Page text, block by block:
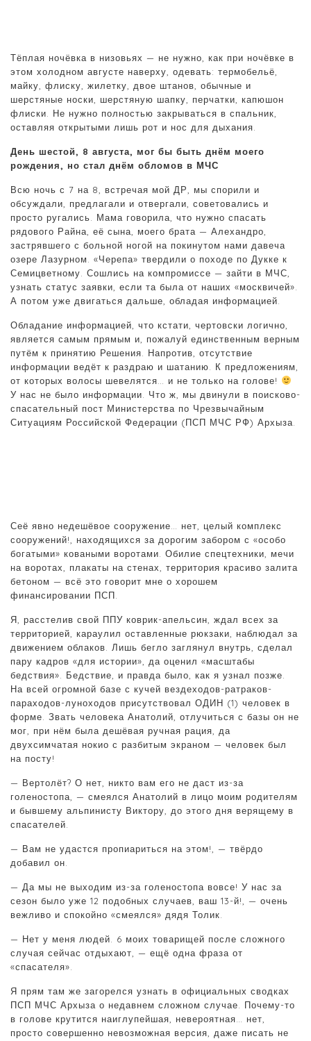
Тёплая ночёвка в низовьях — не нужно, как при ночёвке в
этом холодном августе наверху, одевать: термобельё,
майку, флиску, жилетку, двое штанов, обычные и
шерстяные носки, шерстяную шапку, перчатки, капюшон
флиски. Не нужно полностью закрываться в спальник,
оставляя открытыми лишь рот и нос для дыхания.
День шестой, 8 августа, мог бы быть днём моего
рождения, но стал днём обломов в МЧС
Всю ночь с 7 на 8, встречая мой ДР, мы спорили и
обсуждали, предлагали и отвергали, советовались и
просто ругались. Мама говорила, что нужно спасать
рядового Райна, её сына, моего брата — Алехандро,
застрявшего с больной ногой на покинутом нами давеча
озере Лазурном. «Черепа» твердили о походе по Дукке к
Семицветному. Сошлись на компромиссе — зайти в МЧС,
узнать статус заявки, если та была от наших «москвичей».
А потом уже двигаться дальше, обладая информацией.
Обладание информацией, что кстати, чертовски логично,
является самым прямым и, пожалуй единственным верным
путём к принятию Решения. Напротив, отсутствие
информации ведёт к раздраю и шатанию. К предложениям,
от которых волосы шевелятся… и не только на голове!
У нас не было информации. Что ж, мы двинули в поисково-
спасательный пост Министерства по Чрезвычайным
Ситуациям Российской Федерации (ПСП МЧС РФ) Архыза.
Сеё явно недешёвое сооружение… нет, целый комплекс
сооружений!, находящихся за дорогим забором с «особо
богатыми» коваными воротами. Обилие спецтехники, мечи
на воротах, плакаты на стенах, территория красиво залита
бетоном — всё это говорит мне о хорошем
финансировании ПСП.
Я, расстелив свой ППУ коврик-апельсин, ждал всех за
территорией, караулил оставленные рюкзаки, наблюдал за
движением облаков. Лишь бегло заглянул внутрь, сделал
пару кадров «для истории», да оценил «масштабы
бедствия». Бедствие, и правда было, как я узнал позже.
На всей огромной базе с кучей вездеходов-ратраков-
параходов-луноходов присутствовал ОДИН (1) человек в
форме. Звать человека Анатолий, отлучиться с базы он не
мог, при нём была дешёвая ручная рация, да
двухсимчатая нокио с разбитым экраном — человек был
на посту!
— Вертолёт? О нет, никто вам его не даст из-за
голеностопа, — смеялся Анатолий в лицо моим родителям
и бывшему альпинисту Виктору, до этого дня верящему в
спасателей.
— Вам не удастся пропиариться на этом!, — твёрдо
добавил он.
— Да мы не выходим из-за голеностопа вовсе! У нас за
сезон было уже 12 подобных случаев, ваш 13-й!, — очень
вежливо и спокойно «смеялся» дядя Толик.
— Нет у меня людей. 6 моих товарищей после сложного
случая сейчас отдыхают, — ещё одна фраза от
«спасателя».
Я прям там же загорелся узнать в официальных сводках
ПСП МЧС Архыза о недавнем сложном случае. Почему-то
в голове крутится наиглупейшая, невероятная… нет,
просто совершенно невозможная версия, даже писать не